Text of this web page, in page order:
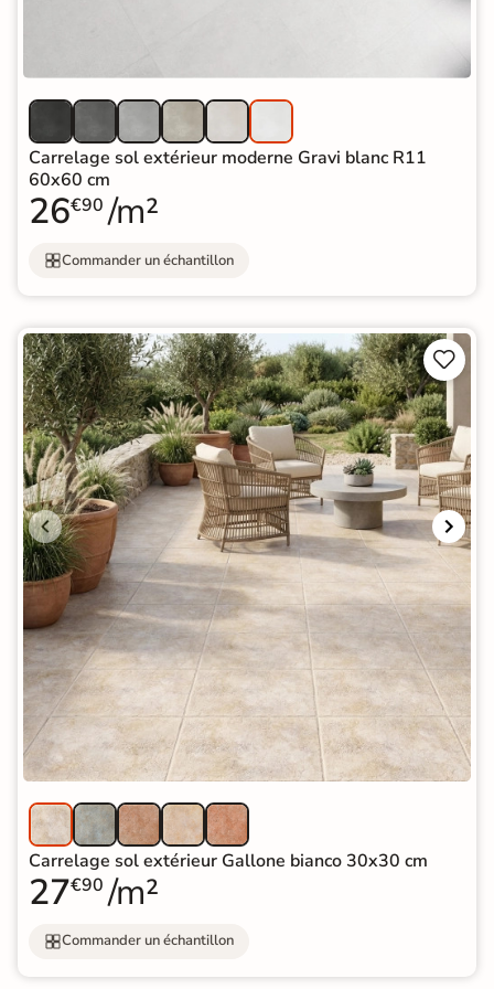
Carrelage sol extérieur moderne Gravi blanc R11
60x60 cm
26€90 /m²
Commander un échantillon


Carrelage sol extérieur Gallone bianco 30x30 cm
27€90 /m²
Commander un échantillon